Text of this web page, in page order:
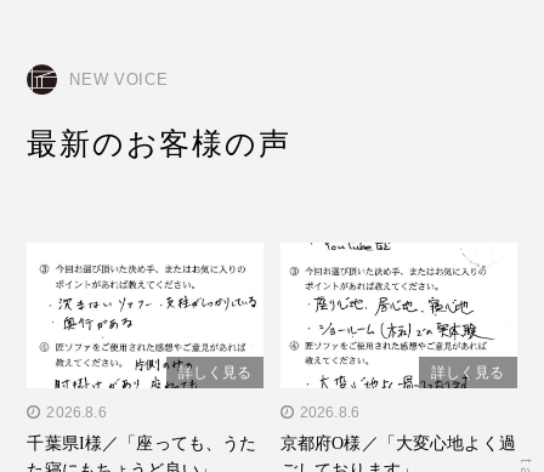
NEW VOICE
最新のお客様の声
" alt="千葉県I様／「座って
も、うたた寝にもちょうど
詳しく見る
2026.8.6
千葉県I様／「座っても、うた
" alt="京都府O様／「大変
心地よく過ごしておりま
詳しく見る
2026.8.6
京都府O様／「大変心地よく過